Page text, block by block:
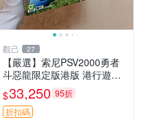
觀己 27
【嚴選】索尼PSV2000勇者
斗惡龍限定版港版 港行遊戲
機 盒包未拆 全新耳塞未開封
收藏佳品 PSV2000 勇者鬥惡
龍 盒包
$33,250 95折
折扣碼